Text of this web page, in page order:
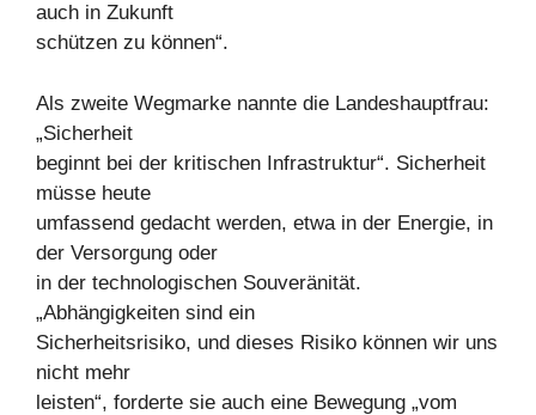
auch in Zukunft
schützen zu können“.
Als zweite Wegmarke nannte die Landeshauptfrau:
„Sicherheit
beginnt bei der kritischen Infrastruktur“. Sicherheit
müsse heute
umfassend gedacht werden, etwa in der Energie, in
der Versorgung oder
in der technologischen Souveränität.
„Abhängigkeiten sind ein
Sicherheitsrisiko, und dieses Risiko können wir uns
nicht mehr
leisten“, forderte sie auch eine Bewegung „vom